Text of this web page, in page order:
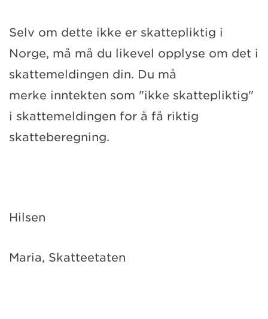
Selv om dette ikke er skattepliktig i
Norge, må må du likevel opplyse om det i
skattemeldingen din. Du må
merke inntekten som "ikke skattepliktig"
i skattemeldingen for å få riktig
skatteberegning.
Hilsen
Maria, Skatteetaten